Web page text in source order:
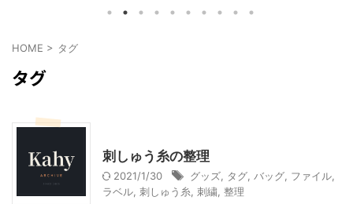
HOME > タグ
タグ
刺しゅう糸の整理
2021/1/30 グッズ タグ バッグ ファイル
ラベル 刺しゅう糸 刺繍 整理